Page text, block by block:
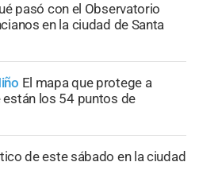
pasó con el Observatorio
en la ciudad de Santa
El mapa que protege a
están los 54 puntos de
de este sábado en la ciudad